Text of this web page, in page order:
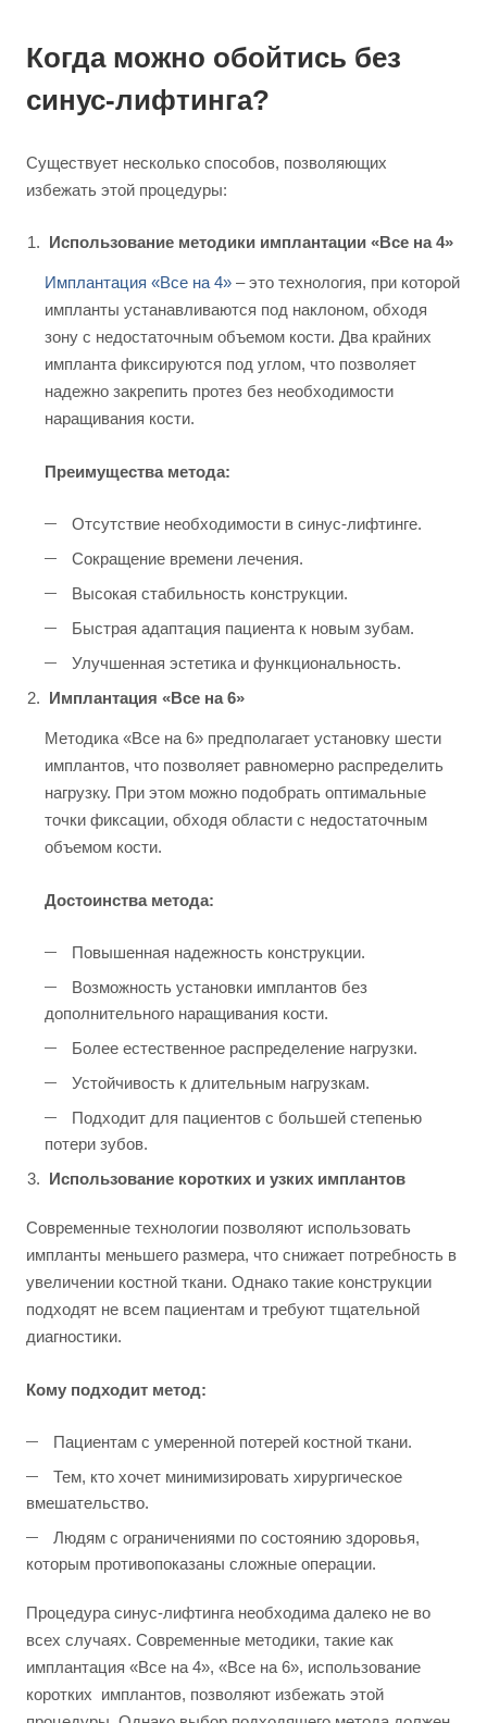
Когда можно обойтись без
синус-лифтинга?
Существует несколько способов, позволяющих
избежать этой процедуры:
Использование методики имплантации «Все на 4»
Имплантация «Все на 4» – это технология, при которой
импланты устанавливаются под наклоном, обходя
зону с недостаточным объемом кости. Два крайних
импланта фиксируются под углом, что позволяет
надежно закрепить протез без необходимости
наращивания кости.
Преимущества метода:
Отсутствие необходимости в синус-лифтинге.
Сокращение времени лечения.
Высокая стабильность конструкции.
Быстрая адаптация пациента к новым зубам.
Улучшенная эстетика и функциональность.
Имплантация «Все на 6»
Методика «Все на 6» предполагает установку шести
имплантов, что позволяет равномерно распределить
нагрузку. При этом можно подобрать оптимальные
точки фиксации, обходя области с недостаточным
объемом кости.
Достоинства метода:
Повышенная надежность конструкции.
Возможность установки имплантов без
дополнительного наращивания кости.
Более естественное распределение нагрузки.
Устойчивость к длительным нагрузкам.
Подходит для пациентов с большей степенью
потери зубов.
Использование коротких и узких имплантов
Современные технологии позволяют использовать
импланты меньшего размера, что снижает потребность в
увеличении костной ткани. Однако такие конструкции
подходят не всем пациентам и требуют тщательной
диагностики.
Кому подходит метод:
Пациентам с умеренной потерей костной ткани.
Тем, кто хочет минимизировать хирургическое
вмешательство.
Людям с ограничениями по состоянию здоровья,
которым противопоказаны сложные операции.
Процедура синус-лифтинга необходима далеко не во
всех случаях. Современные методики, такие как
имплантация «Все на 4», «Все на 6», использование
коротких имплантов, позволяют избежать этой